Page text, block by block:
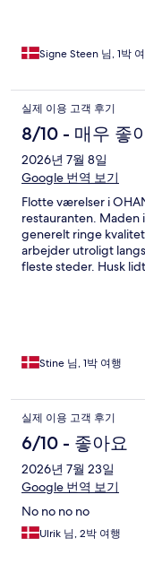
Signe Steen 님, 1박
실제 이용 고객 후기
8/10 - 매우 좋
2026년 7월 8일
Google 번역 보기
Flotte værelser i
restauranten. Maden
generelt ringe
arbejder utroligt
fleste steder. Husk
Stine 님, 1박 여행
실제 이용 고객 후기
6/10 - 좋아요
2026년 7월 23일
Google 번역 보기
No no no no
Ulrik 님, 2박 여행